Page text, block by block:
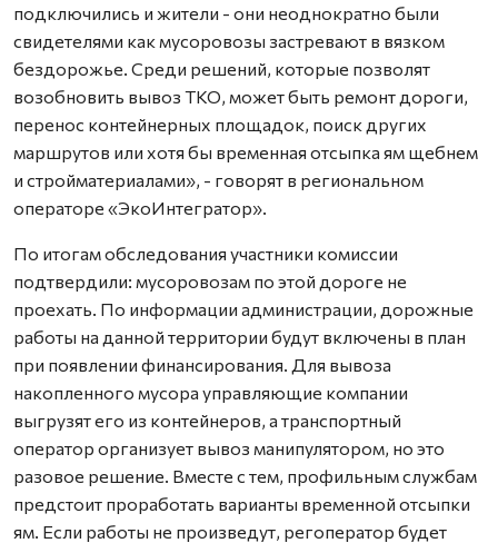
подключились и жители - они неоднократно были
свидетелями как мусоровозы застревают в вязком
бездорожье. Среди решений, которые позволят
возобновить вывоз ТКО, может быть ремонт дороги,
перенос контейнерных площадок, поиск других
маршрутов или хотя бы временная отсыпка ям щебнем
и стройматериалами», - говорят в региональном
операторе «ЭкоИнтегратор».
По итогам обследования участники комиссии
подтвердили: мусоровозам по этой дороге не
проехать. По информации администрации, дорожные
работы на данной территории будут включены в план
при появлении финансирования. Для вывоза
накопленного мусора управляющие компании
выгрузят его из контейнеров, а транспортный
оператор организует вывоз манипулятором, но это
разовое решение. Вместе с тем, профильным службам
предстоит проработать варианты временной отсыпки
ям. Если работы не произведут, регоператор будет